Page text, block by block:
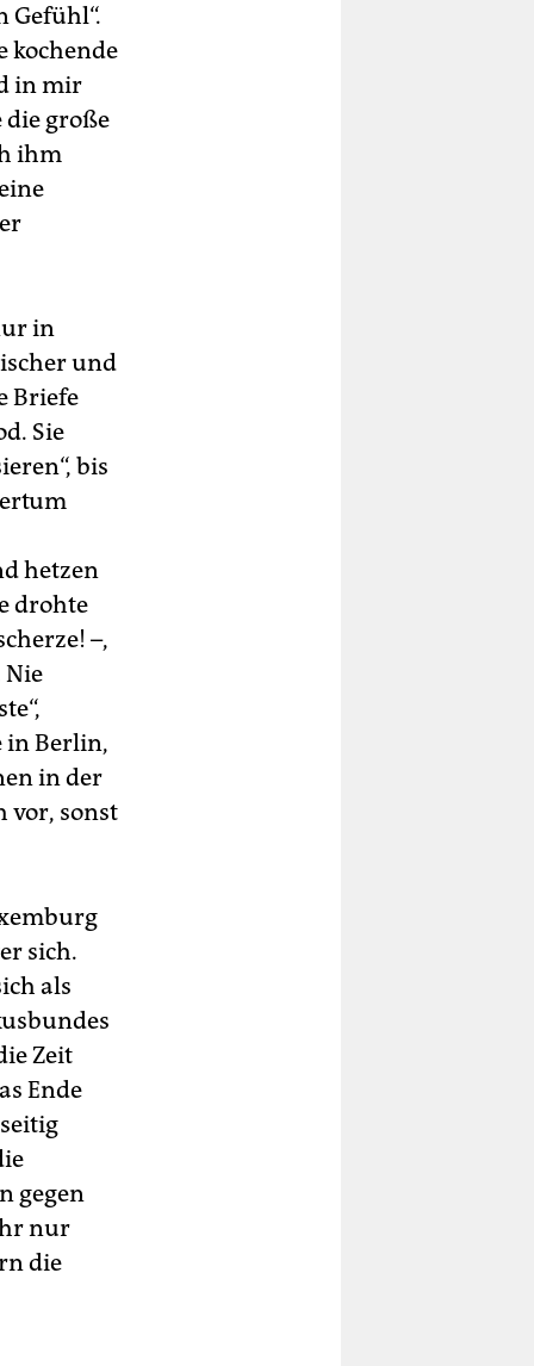
Gefühl“.
kochende
in mir
die große
ihm
in
und
Briefe
Sie
bis
hetzen
drohte
–,
Nie
in Berlin,
in der
vor, sonst
sich.
als
Zeit
Ende
gegen
nur
die